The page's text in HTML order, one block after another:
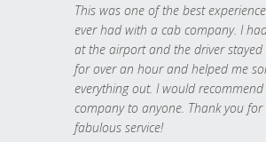
This was one of the best
ever had with a cab company. I
at the airport and the driver
for over an hour and helped me
everything out. I would
company to anyone. Thank you for
fabulous service!